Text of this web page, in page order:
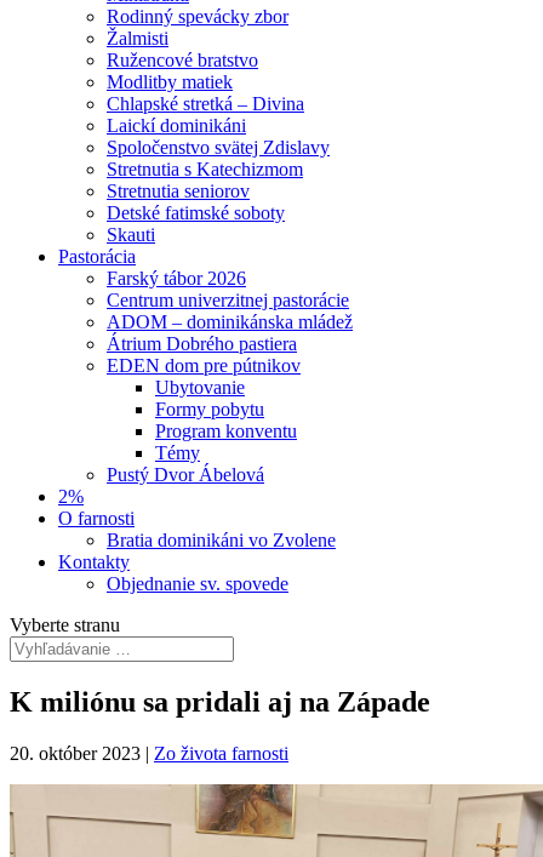
Rodinný spevácky zbor
Žalmisti
Ružencové bratstvo
Modlitby matiek
Chlapské stretká – Divina
Laickí dominikáni
Spoločenstvo svätej Zdislavy
Stretnutia s Katechizmom
Stretnutia seniorov
Detské fatimské soboty
Skauti
Pastorácia
Farský tábor 2026
Centrum univerzitnej pastorácie
ADOM – dominikánska mládež
Átrium Dobrého pastiera
EDEN dom pre pútnikov
Ubytovanie
Formy pobytu
Program konventu
Témy
Pustý Dvor Ábelová
2%
O farnosti
Bratia dominikáni vo Zvolene
Kontakty
Objednanie sv. spovede
Vyberte stranu
K miliónu sa pridali aj na Západe
20. október 2023 | Zo života farnosti